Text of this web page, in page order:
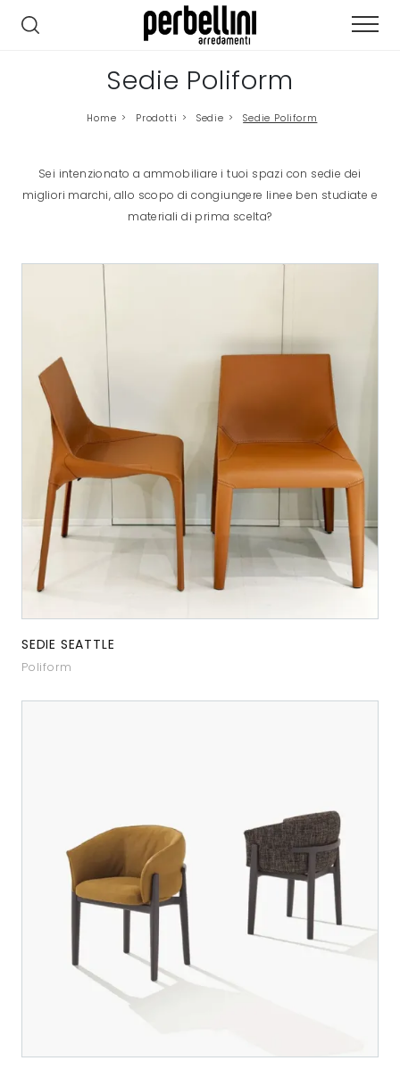
Sedie Poliform
Home > Prodotti > Sedie > Sedie Poliform
Sei intenzionato a ammobiliare i tuoi spazi con sedie dei
migliori marchi, allo scopo di congiungere linee ben studiate e
materiali di prima scelta?
SEDIE SEATTLE
Poliform